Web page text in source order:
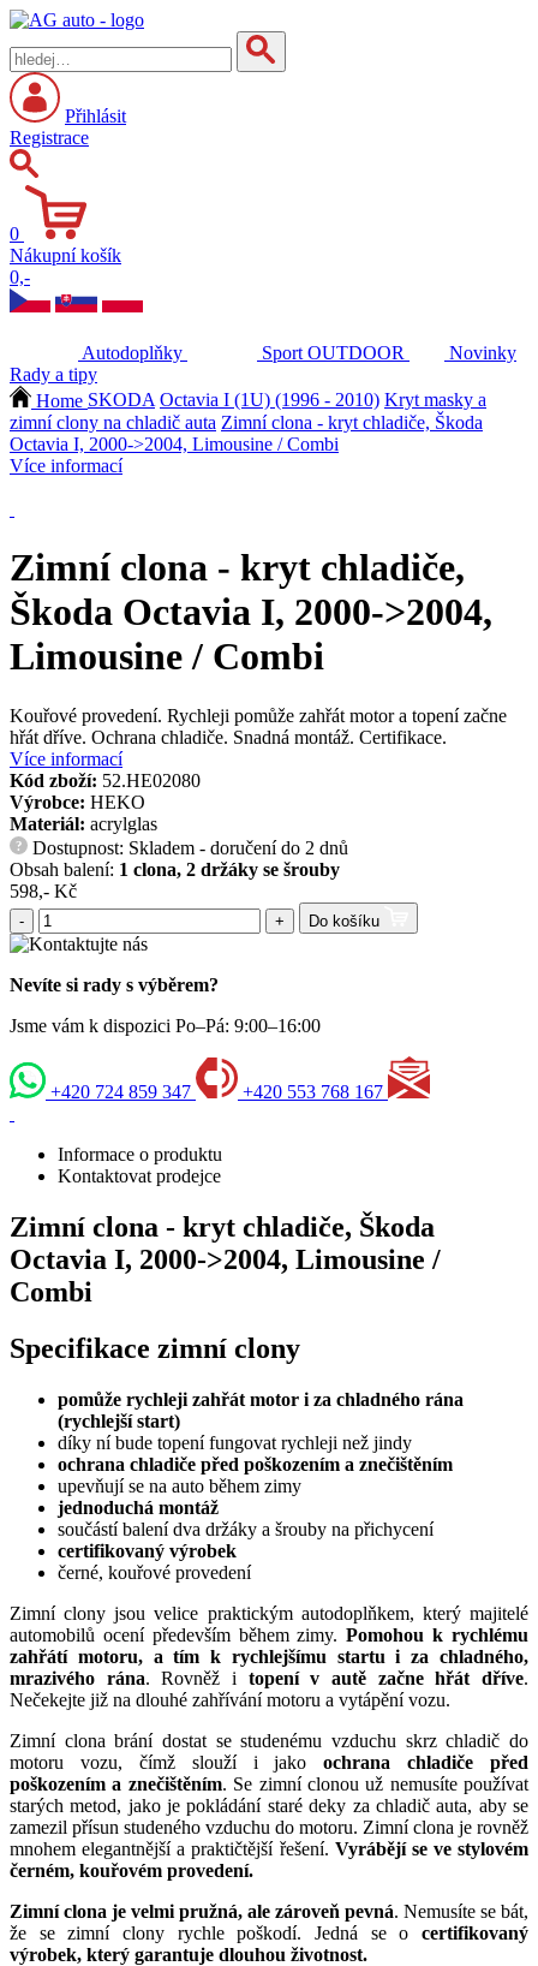
Přihlásit
Registrace
0
Nákupní košík
0,-
Autodoplňky Sport OUTDOOR
Novinky
Rady a tipy
Home SKODA Octavia I (1U) (1996 - 2010) Kryt masky a
zimní clony na chladič auta Zimní clona - kryt chladiče, Škoda
Octavia I, 2000->2004, Limousine / Combi
Více informací
Zimní clona - kryt chladiče,
Škoda Octavia I, 2000->2004,
Limousine / Combi
Kouřové provedení. Rychleji pomůže zahřát motor a topení začne
hřát dříve. Ochrana chladiče. Snadná montáž. Certifikace.
Více informací
Kód zboží: 52.HE02080
Výrobce: HEKO
Materiál: acrylglas
?
Dostupnost: Skladem - doručení do 2 dnů
Obsah balení: 1 clona, 2 držáky se šrouby
598,- Kč
- + Do košíku
Nevíte si rady s výběrem?
Jsme vám k dispozici Po–Pá: 9:00–16:00
+420 724 859 347 +420 553 768 167
Informace o produktu
Kontaktovat prodejce
Zimní clona - kryt chladiče, Škoda
Octavia I, 2000->2004, Limousine /
Combi
Specifikace zimní clony
pomůže rychleji zahřát motor i za chladného rána
(rychlejší start)
díky ní bude topení fungovat rychleji než jindy
ochrana chladiče před poškozením a znečištěním
upevňují se na auto během zimy
jednoduchá montáž
součástí balení dva držáky a šrouby na přichycení
certifikovaný výrobek
černé, kouřové provedení
Zimní clony jsou velice praktickým autodoplňkem, který majitelé
automobilů ocení především během zimy.Pomohou k rychlému
zahřátí motoru, a tím k rychlejšímu startu i za chladného,
mrazivého rána. Rovněž i topení v autě začne hřát dříve.
Nečekejte již na dlouhé zahřívání motoru a vytápění vozu.
Zimní clona brání dostat se studenému vzduchu skrz chladič do
motoru vozu, čímž slouží i jakoochrana chladiče před
poškozením a znečištěním. Se zimní clonou už nemusíte používat
starých metod, jako je pokládání staré deky za chladič auta, aby se
zamezil přísun studeného vzduchu do motoru. Zimní clona je rovněž
mnohem elegantnější a praktičtější řešení. Vyrábějí se ve stylovém
černém, kouřovém provedení.
Zimní clona je velmi pružná, ale zároveň pevná. Nemusíte se bát,
že se zimní clony rychle poškodí. Jedná se o certifikovaný
výrobek, který garantuje dlouhou životnost.